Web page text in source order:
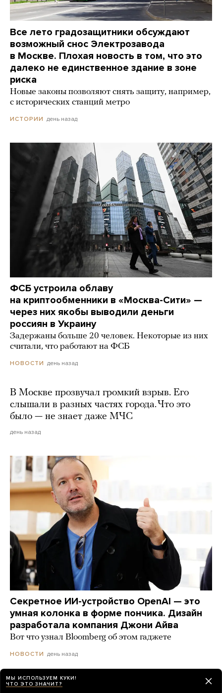
Все лето градозащитники обсуждают
возможный снос Электрозавода
в Москве. Плохая новость в том, что это
далеко не единственное здание в зоне
риска
Новые законы позволяют снять защиту, например,
с исторических станций метро
ИСТОРИИ день назад
ФСБ устроила облаву
на криптообменники в «Москва-Сити» —
через них якобы выводили деньги
россиян в Украину
Задержаны больше 20 человек. Некоторые из них
считали, что работают на ФСБ
НОВОСТИ день назад
В Москве прозвучал громкий взрыв. Его
слышали в разных частях города. Что это
было — не знает даже МЧС
день назад
Секретное ИИ-устройство OpenAI — это
умная колонка в форме пончика. Дизайн
разработала компания Джони Айва
Вот что узнал Bloomberg об этом гаджете
НОВОСТИ день назад
МЫ ИСПОЛЬЗУЕМ КУКИ!
ЧТО ЭТО ЗНАЧИТ?